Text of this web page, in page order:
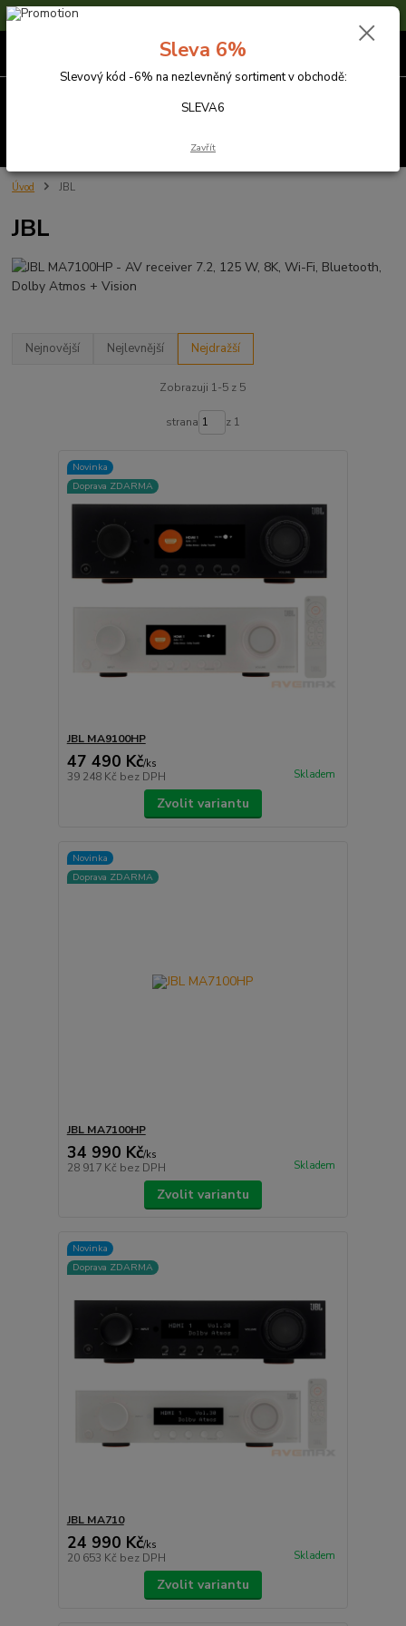
Sleva 6% na nezlevněné zboží s kódem SLEVA6
Úvod JBL
JBL
Nejnovější Nejlevnější Nejdražší
Zobrazuji 1-5 z 5
strana z 1
Novinka
Doprava ZDARMA
JBL MA9100HP
47 490 Kč/ks
39 248 Kč bez DPH Skladem
Zvolit variantu
Novinka
Doprava ZDARMA
JBL MA7100HP
34 990 Kč/ks
28 917 Kč bez DPH Skladem
Zvolit variantu
Novinka
Doprava ZDARMA
JBL MA710
24 990 Kč/ks
20 653 Kč bez DPH Skladem
Zvolit variantu
Sleva 6%
Slevový kód -6% na nezlevněný sortiment v obchodě:
SLEVA6
Zavřít